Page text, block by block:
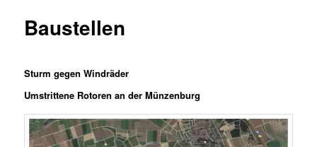
Baustellen
Sturm gegen Windräder
Umstrittene Rotoren an der Münzenburg